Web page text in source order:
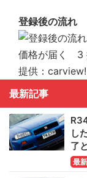
登録後の流れ
提供：carview!
最新記事
し
了
最新